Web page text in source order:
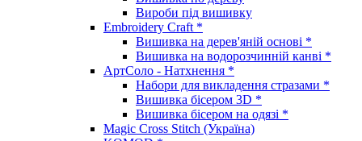
Вироби під вишивку
Embroidery Craft *
Вишивка на дерев'яній основі *
Вишивка на водорозчинній канві *
АртСоло - Натхнення *
Набори для викладення стразами *
Вишивка бісером 3D *
Вишивка бісером на одязі *
Magic Cross Stitch (Україна)